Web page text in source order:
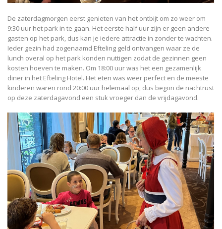
De zaterdagmorgen eerst genieten van het ontbijt om zo weer om
9:30 uur het park in te gaan. Het eerste half uur zijn er geen andere
gasten op het park, dus kan je iedere attractie in zonder te wachten.
Ieder gezin had zogenaamd Efteling geld ontvangen waar ze de
lunch overal op het park konden nuttigen zodat de gezinnen geen
kosten hoeven te maken. Om 18:00 uur was het een gezamenlijk
diner in het Efteling Hotel. Het eten was weer perfect en de meeste
kinderen waren rond 20:00 uur helemaal op, dus begon de nachtrust
op deze zaterdagavond een stuk vroeger dan de vrijdagavond.